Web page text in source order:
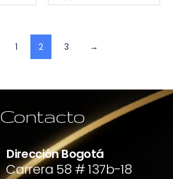
1 2 3 →
Contacto
Dirección Bogotá
Carrera 58 # 137b-18